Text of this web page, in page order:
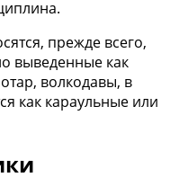
прежде всего,
выведенные как
волкодавы, в
как караульные или